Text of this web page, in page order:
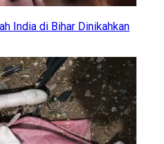
India di Bihar Dinikahkan